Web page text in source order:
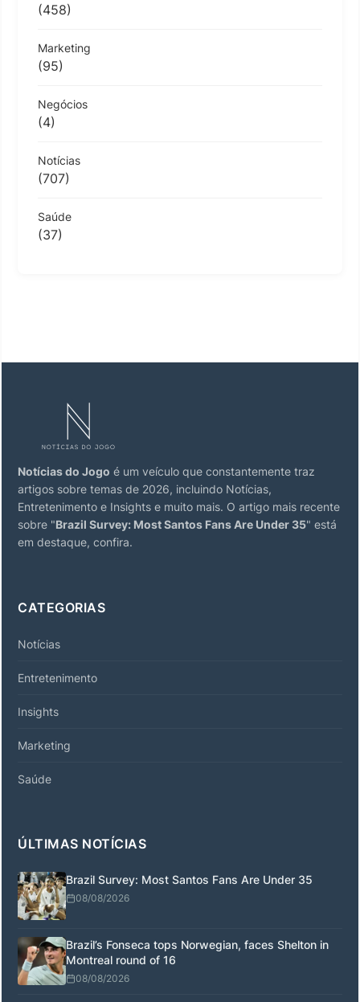
(458)
Marketing
(95)
Negócios
(4)
Notícias
(707)
Saúde
(37)
Notícias do Jogo é um veículo que constantemente traz
artigos sobre temas de 2026, incluindo Notícias,
Entretenimento e Insights e muito mais. O artigo mais recente
sobre "Brazil Survey: Most Santos Fans Are Under 35" está
em destaque, confira.
CATEGORIAS
Notícias
Entretenimento
Insights
Marketing
Saúde
ÚLTIMAS NOTÍCIAS
Brazil Survey: Most Santos Fans Are Under 35
08/08/2026
Brazil’s Fonseca tops Norwegian, faces Shelton in
Montreal round of 16
08/08/2026